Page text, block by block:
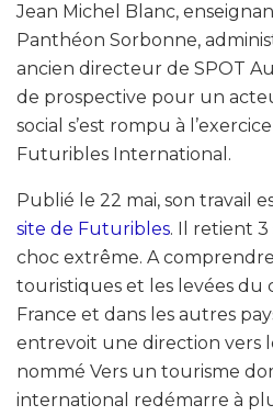
Jean Michel Blanc,
Panthéon Sorbonne,
ancien directeur de SPOT
de prospective pour un
social s’est rompu à
Futuribles International.
Publié le 22 mai, son travail
site de Futuribles. Il retient 3
choc extrême. A
touristiques et les levées du
France et dans les autres
entrevoit une direction vers
nommé Vers un tourisme
international redémarre à